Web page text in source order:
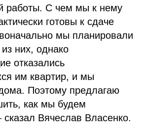
работы. С чем мы к нему
готовы к сдаче
мы планировали
них, однако
отказались
им квартир, и мы
Поэтому предлагаю
как мы будем
Вячеслав Власенко.